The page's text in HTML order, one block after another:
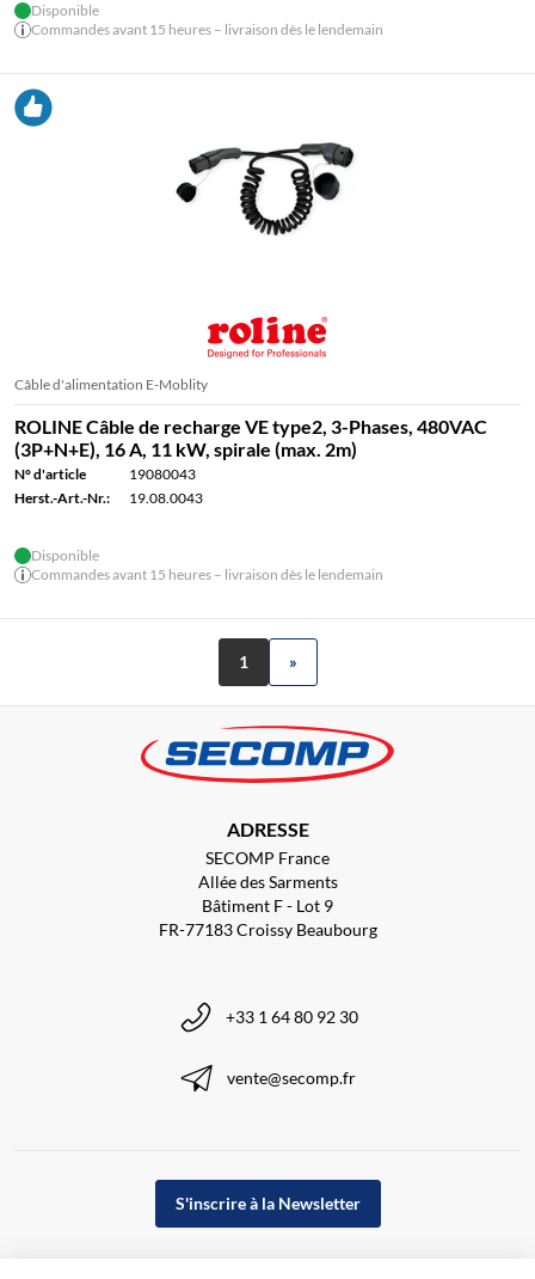
Disponible
Commandes avant 15 heures – livraison dès le lendemain
Câble d'alimentation E-Moblity
ROLINE Câble de recharge VE type2, 3-Phases, 480VAC
(3P+N+E), 16 A, 11 kW, spirale (max. 2m)
N° d'article
19080043
Herst.-Art.-Nr.:
19.08.0043
Disponible
Commandes avant 15 heures – livraison dès le lendemain
1 »
ADRESSE
SECOMP France
Allée des Sarments
Bâtiment F - Lot 9
FR-77183 Croissy Beaubourg
+33 1 64 80 92 30
vente@secomp.fr
S'inscrire à la Newsletter